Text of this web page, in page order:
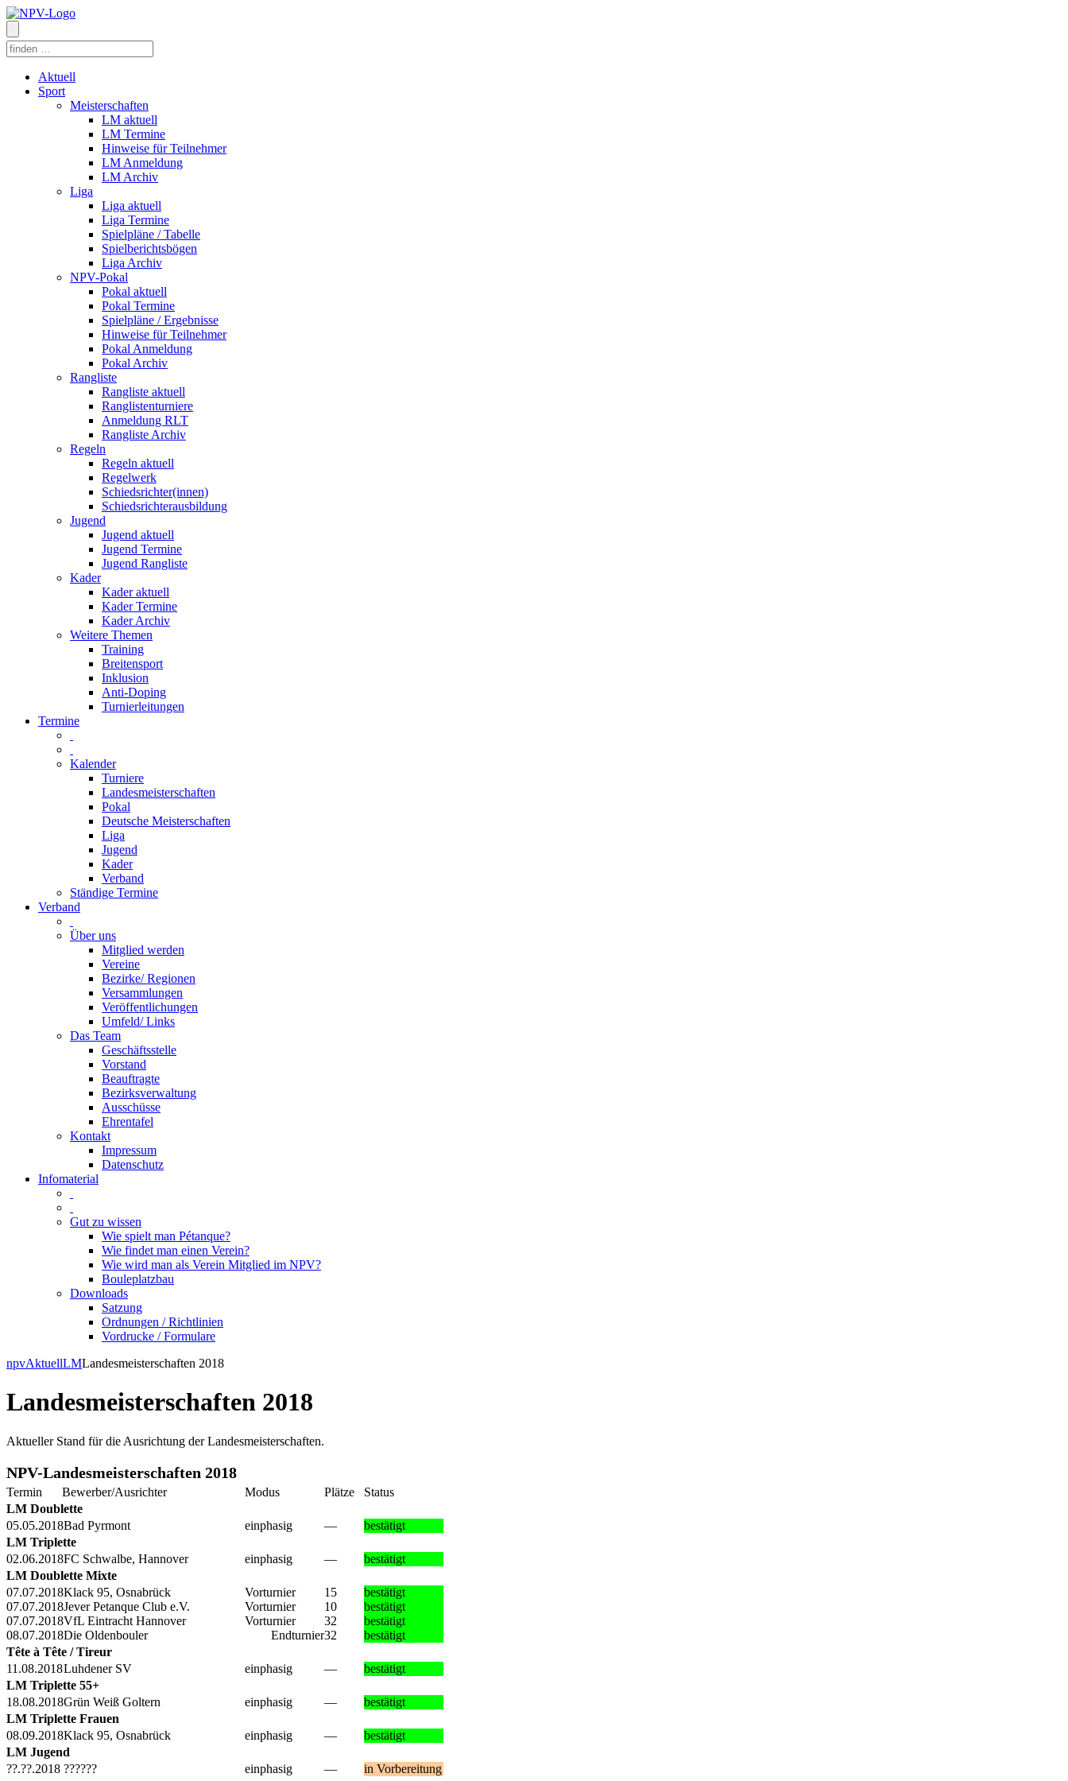
Aktuell
Sport
Meisterschaften
LM aktuell
LM Termine
Hinweise für Teilnehmer
LM Anmeldung
LM Archiv
Liga
Liga aktuell
Liga Termine
Spielpläne / Tabelle
Spielberichtsbögen
Liga Archiv
NPV-Pokal
Pokal aktuell
Pokal Termine
Spielpläne / Ergebnisse
Hinweise für Teilnehmer
Pokal Anmeldung
Pokal Archiv
Rangliste
Rangliste aktuell
Ranglistenturniere
Anmeldung RLT
Rangliste Archiv
Regeln
Regeln aktuell
Regelwerk
Schiedsrichter(innen)
Schiedsrichterausbildung
Jugend
Jugend aktuell
Jugend Termine
Jugend Rangliste
Kader
Kader aktuell
Kader Termine
Kader Archiv
Weitere Themen
Training
Breitensport
Inklusion
Anti-Doping
Turnierleitungen
Termine
Kalender
Turniere
Landesmeisterschaften
Pokal
Deutsche Meisterschaften
Liga
Jugend
Kader
Verband
Ständige Termine
Verband
Über uns
Mitglied werden
Vereine
Bezirke/ Regionen
Versammlungen
Veröffentlichungen
Umfeld/ Links
Das Team
Geschäftsstelle
Vorstand
Beauftragte
Bezirksverwaltung
Ausschüsse
Ehrentafel
Kontakt
Impressum
Datenschutz
Infomaterial
Gut zu wissen
Wie spielt man Pétanque?
Wie findet man einen Verein?
Wie wird man als Verein Mitglied im NPV?
Bouleplatzbau
Downloads
Satzung
Ordnungen / Richtlinien
Vordrucke / Formulare
Skip
content
npvAktuellLMLandesmeisterschaften 2018
Landesmeisterschaften 2018
Aktueller Stand für die Ausrichtung der Landesmeisterschaften.
NPV-Landesmeisterschaften 2018
Termin Bewerber/Ausrichter Modus Plätze
Status
LM Doublette
05.05.2018Bad Pyrmont einphasig —
bestätigt
LM Triplette
02.06.2018FC Schwalbe, Hannover einphasig —
bestätigt
LM Doublette Mixte
07.07.2018Klack 95, Osnabrück Vorturnier 15
bestätigt
07.07.2018Jever Petanque Club e.V. Vorturnier 10
bestätigt
07.07.2018VfL Eintracht Hannover Vorturnier 32
bestätigt
08.07.2018Die Oldenbouler Endturnier32
bestätigt
Tête à Tête / Tireur
11.08.2018Luhdener SV einphasig —
bestätigt
LM Triplette 55+
18.08.2018Grün Weiß Goltern einphasig —
bestätigt
LM Triplette Frauen
08.09.2018Klack 95, Osnabrück einphasig —
bestätigt
LM Jugend
??.??.2018 ?????? einphasig — in Vorbereitung